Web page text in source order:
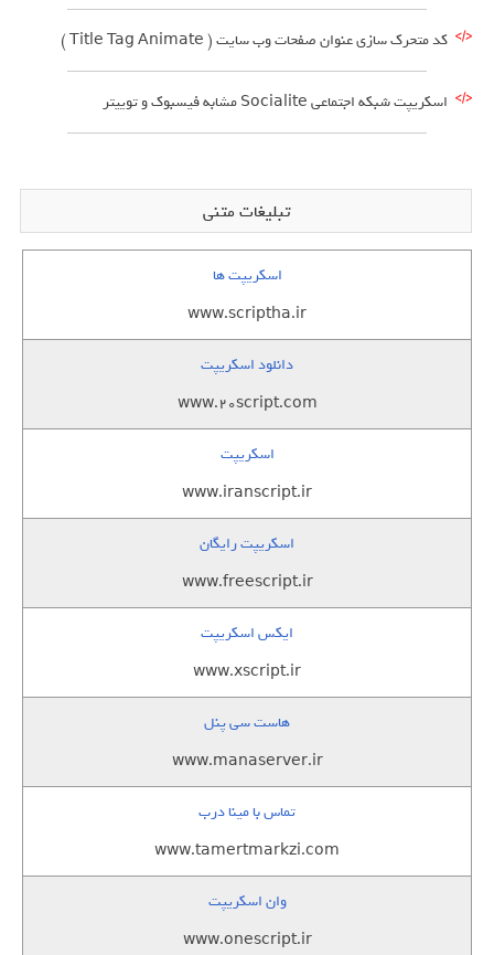
کد متحرک سازی عنوان صفحات وب سایت ( Title Tag Animate )
اسکریپت شبکه اجتماعی Socialite مشابه فیسبوک و توییتر
تبلیغات متنی
اسکریپت ها
www.scriptha.ir
دانلود اسکریپت
www.20script.com
اسکریپت
www.iranscript.ir
اسکریپت رایگان
www.freescript.ir
ایکس اسکریپت
www.xscript.ir
هاست سی پنل
www.manaserver.ir
تماس با مینا درب
www.tamertmarkzi.com
وان اسکریپت
www.onescript.ir